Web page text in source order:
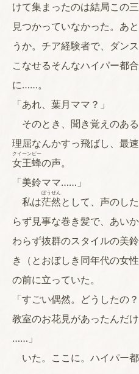
けて集まったのは結局この
見つかっていなかった。あ
うか。チア経験者で、ダン
こなせるそんなハイパー都
に……。
「あれ、葉月ママ？」
そのとき、聞き覚えのある
理屈なんかすっ飛ばし、最
女王蜂
クイーンビー
の声。
「美鈴ママ……」
私は茫然
ぼうぜん
として、声のし
らず見事な巻き髪で、あい
わらず抜群のスタイルの美
き（とおぼしき同年代の女
の前に立っていた。
「すごい偶然。どうした
教室のお花見があったんだ
……」
いた。ここに。ハイパー